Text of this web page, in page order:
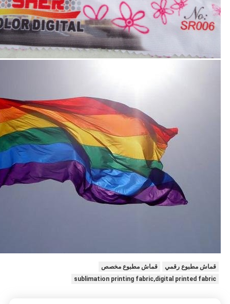
قماش مطبوع رقمي
قماش مطبوع مخصص
sublimation printing fabric,digital printed fabric